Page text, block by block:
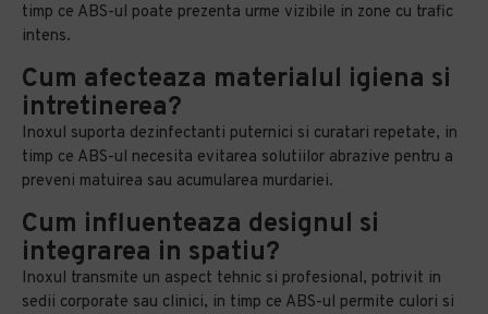
timp ce ABS-ul poate prezenta urme vizibile in zone cu trafic
intens.
Cum afecteaza materialul igiena si
intretinerea?
Inoxul suporta dezinfectanti puternici si curatari repetate, in
timp ce ABS-ul necesita evitarea solutiilor abrazive pentru a
preveni matuirea sau acumularea murdariei.
Cum influenteaza designul si
integrarea in spatiu?
Inoxul transmite un aspect tehnic si profesional, potrivit in
sedii corporate sau clinici, in timp ce ABS-ul permite culori si